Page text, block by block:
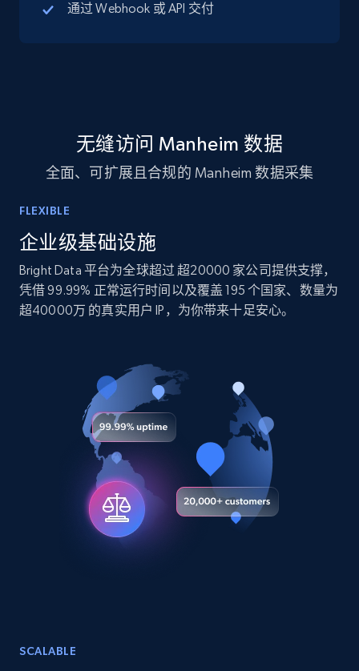
X (formerly Twitter) - Posts
ID, User posted, Name, Description, Date
Social media
10.4K+ 1.2K+ 立即购买
TikTok - Profiles
Account id, Nickname, Biography, Awg
engagement rate, Comment engagement rate,
Like engagement rate, Bio link, Predicted lang,
and more.
Social media
963+
URL, Title, Youtuber, Youtuber md5, Video url,
通过 Webhook 或 API 交付
无缝访问 Manheim 数据
全面、可扩展且合规的 Manheim 数据采集
FLEXIBLE
企业级基础设施
Bright Data 平台为全球超过 超20000 家公司提供支撑，
凭借 99.99% 正常运行时间以及覆盖 195 个国家、数量为
超40000万 的真实用户 IP，为你带来十足安心。
SCALABLE